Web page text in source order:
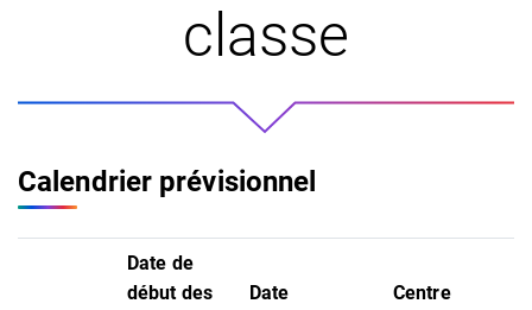
classe
Calendrier prévisionnel
Date de
début des
Date
Centre